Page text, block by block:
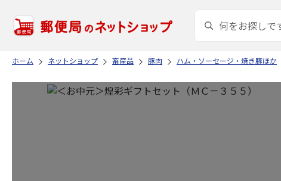
ホーム ネットショップ 畜産品 豚肉 ハム・ソーセージ・焼き豚ほか